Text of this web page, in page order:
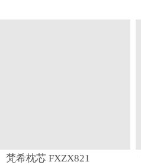
梵希枕芯 FXZX821